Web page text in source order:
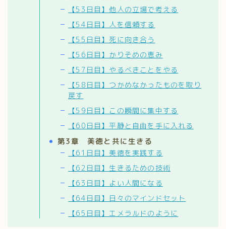
【53日目】他人の立場で考える
【54日目】人を信頼する
【55日目】死に向き合う
【56日目】かりそめの恵み
【57日目】やるべきことをやる
【58日目】つかめなかったものを取り
戻す
【59日目】この瞬間に集中する
【60日目】平静と自由を手に入れる
第3章 美徳と共に生きる
【61日目】美徳を実践する
【62日目】生きるための技術
【63日目】よい人間になる
【64日目】日々のマインドセット
【65日目】エメラルドのように